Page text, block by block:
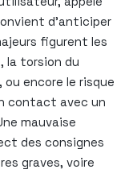
d’anticiper
figurent les
la torsion du
encore le risque
contact avec un
mauvaise
des consignes
graves, voire